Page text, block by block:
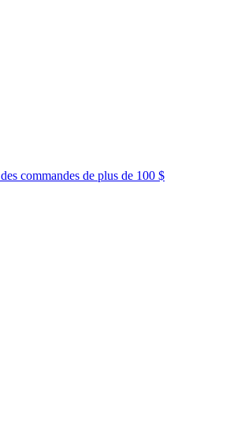
des commandes de plus de 100 $